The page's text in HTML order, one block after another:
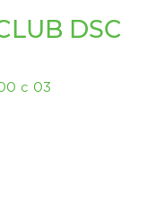
DSC